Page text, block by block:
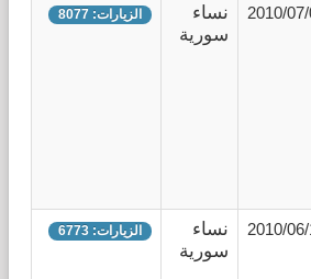
2010/
نساء
سورية
الزيارات: 8077
2010/
نساء
سورية
الزيارات: 6773